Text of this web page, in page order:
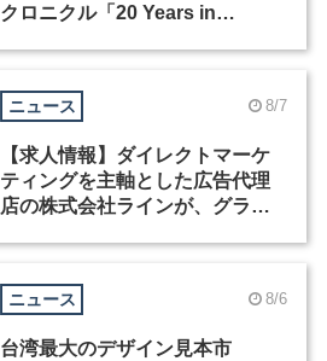
クロニクル「20 Years in
ニュース 8/7
【求人情報】ダイレクトマーケ
ティングを主軸とした広告代理
店の株式会社ラインが、グラフ
ニュース 8/6
台湾最大のデザイン見本市